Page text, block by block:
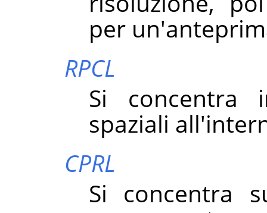
per
RPCL
Si concentra
spaziali
CPRL
Si concentra